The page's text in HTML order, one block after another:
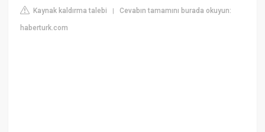
Kaynak kaldırma talebi |Cevabın tamamını burada okuyun:
haberturk.com